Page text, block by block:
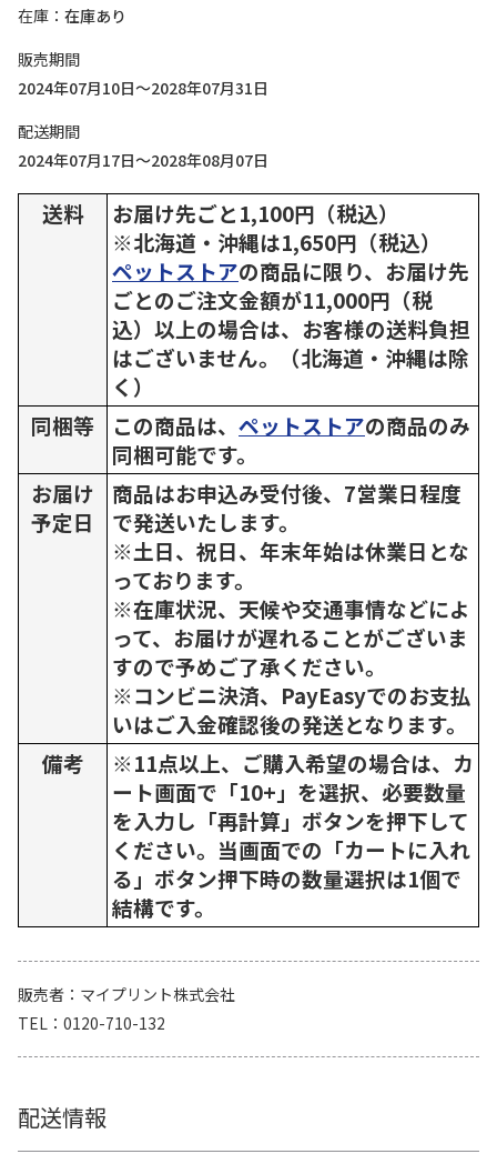
在庫
在庫あり
販売期間
2024年07月10日～2028年07月31日
配送期間
2024年07月17日～2028年08月07日
送料
お届け先ごと1,100円（税込）
※北海道・沖縄は1,650円（税込）
ペットストアの商品に限り、お届け先
ごとのご注文金額が11,000円（税
込）以上の場合は、お客様の送料負担
はございません。（北海道・沖縄は除
く）
同梱等
この商品は、 ペットストアの商品のみ
同梱可能です。
お届け
予定日
商品はお申込み受付後、7営業日程度
で発送いたします。
※土日、祝日、年末年始は休業日とな
っております。
※在庫状況、天候や交通事情などによ
って、お届けが遅れることがございま
すので予めご了承ください。
※コンビニ決済、PayEasyでのお支払
いはご入金確認後の発送となります。
備考
※11点以上、ご購入希望の場合は、カ
ート画面で「10+」を選択、必要数量
を入力し「再計算」ボタンを押下して
ください。当画面での「カートに入れ
る」ボタン押下時の数量選択は1個で
結構です。
販売者
マイプリント株式会社
TEL
0120-710-132
配送情報